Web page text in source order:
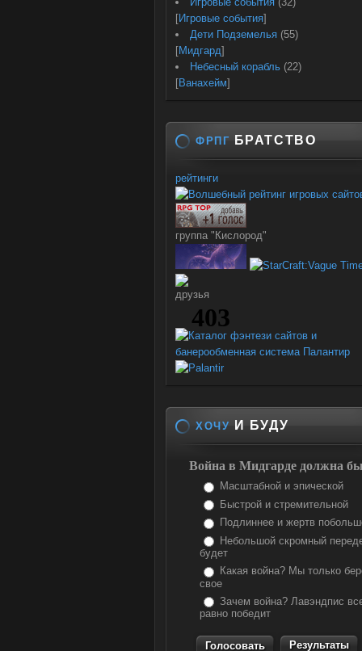
[Игровые события]
Дети Подземелья (55)
[Мидгард]
Небесный корабль (22)
[Ванахейм]
ФРПГ БРАТСТВО
рейтинги
группа "Кислород"
друзья
ХОЧУ И БУДУ
Война в Мидгарде должна
Масштабной и эпической
Быстрой и стремительной
Подлиннее и жертв
Небольшой скромный
будет
Какая война? Мы только
свое
Зачем война? Лавэндпис
равно победит
Результаты